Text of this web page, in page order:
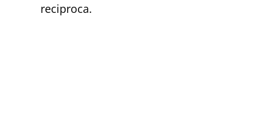
reciproca.